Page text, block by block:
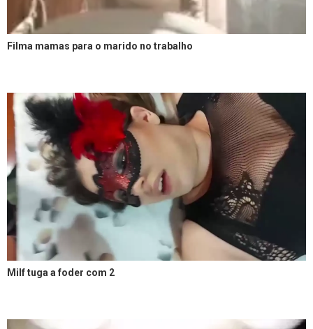
Filma mamas para o marido no trabalho
Milf tuga a foder com 2